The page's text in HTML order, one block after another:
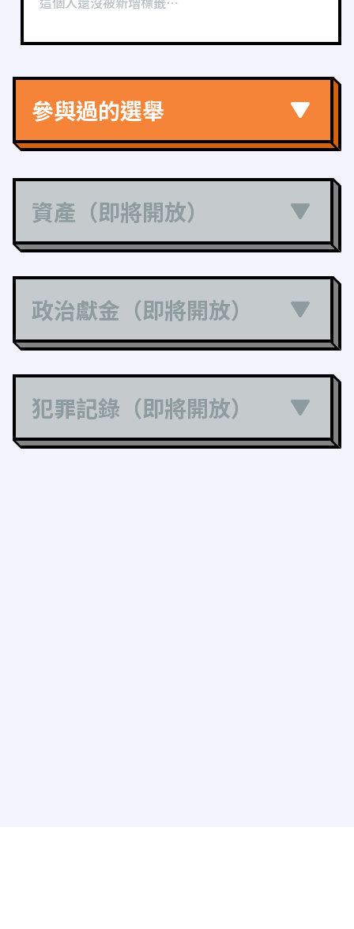
參與過的選舉
資產（即將開放）
政治獻金（即將開放）
犯罪記錄（即將開放）